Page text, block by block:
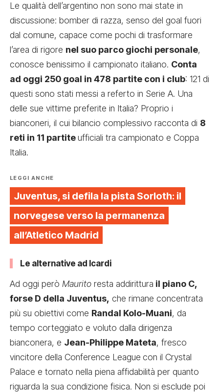
Le qualità dell’argentino non sono mai state in
discussione: bomber di razza, senso del goal fuori
dal comune, capace come pochi di trasformare
l’area di rigore nel suo parco giochi personale,
conosce benissimo il campionato italiano. Conta
ad oggi 250 goal in 478 partite con i club: 121 di
questi sono stati messi a referto in Serie A. Una
delle sue vittime preferite in Italia? Proprio i
bianconeri, il cui bilancio complessivo racconta di 8
reti in 11 partiteufficiali tra campionato e Coppa
Italia.
LEGGI ANCHE
Juventus, si defila la pista Sorloth: il
norvegese verso la permanenza
all’Atletico Madrid
Le alternative ad Icardi
Ad oggi però Maurito resta addirittura il piano C,
forse D della Juventus, che rimane concentrata
più su obiettivi come Randal Kolo-Muani, da
tempo corteggiato e voluto dalla dirigenza
bianconera, e Jean-Philippe Mateta, fresco
vincitore della Conference League con il Crystal
Palace e tornato nella piena affidabilità per quanto
riguarda la sua condizione fisica. Non si esclude poi